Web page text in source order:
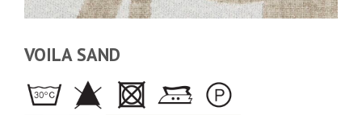
VOILA SAND